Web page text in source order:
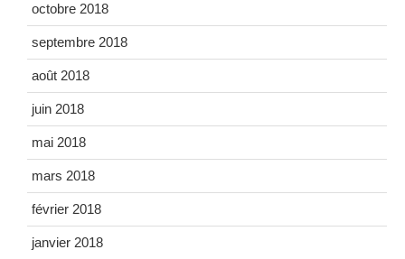
octobre 2018
septembre 2018
août 2018
juin 2018
mai 2018
mars 2018
février 2018
janvier 2018